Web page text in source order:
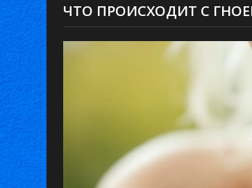
ЧТО ПРОИСХОДИТ С